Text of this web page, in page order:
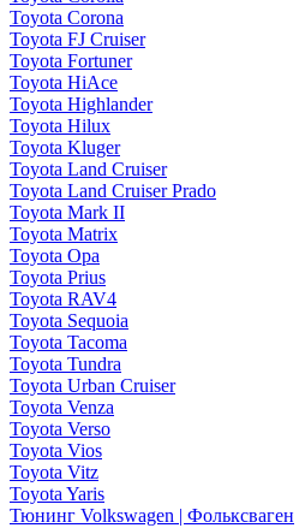
Toyota Corona
Toyota FJ Cruiser
Toyota Fortuner
Toyota HiAce
Toyota Highlander
Toyota Hilux
Toyota Kluger
Toyota Land Cruiser
Toyota Land Cruiser Prado
Toyota Mark II
Toyota Matrix
Toyota Opa
Toyota Prius
Toyota RAV4
Toyota Sequoia
Toyota Tacoma
Toyota Tundra
Toyota Urban Cruiser
Toyota Venza
Toyota Verso
Toyota Vios
Toyota Vitz
Toyota Yaris
Тюнинг Volkswagen | Фольксваген